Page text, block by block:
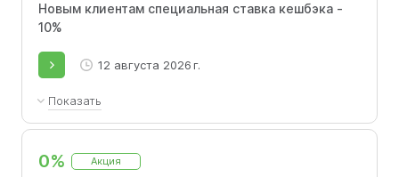
Новым клиентам специальная ставка кешбэка -
10%
12 августа 2026 г.
Показать
При определении категории «Прочие траты»,
с установленным месячным лимитом в 1 000
₽
0% Акция